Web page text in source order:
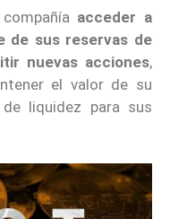
acceder a
de sus reservas de
nuevas acciones,
el valor de su
liquidez para sus